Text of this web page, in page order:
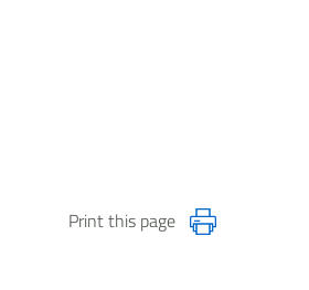
Print this page